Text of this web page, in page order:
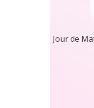
Jour de